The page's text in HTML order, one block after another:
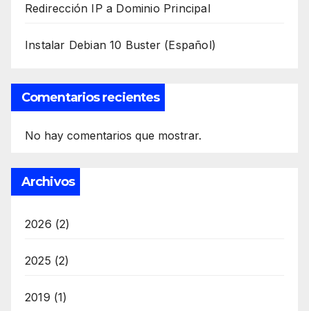
Redirección IP a Dominio Principal
Instalar Debian 10 Buster (Español)
Comentarios recientes
No hay comentarios que mostrar.
Archivos
2026 (2)
2025 (2)
2019 (1)